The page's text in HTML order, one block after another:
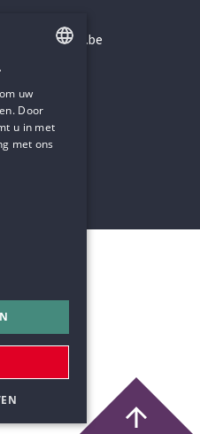
websites
DUTCH
uw
Door
u in met
met ons